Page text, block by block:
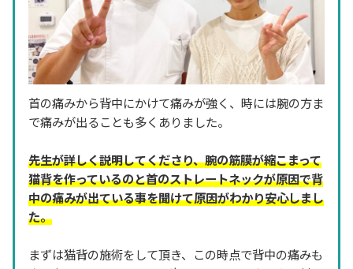
首の痛みから背中にかけて痛みが強く、時には腕の方ま
で痛みが出ることも多くありました。
先生が詳しく説明してくださり、腕の筋膜が縮こまって
猫背を作っているのと首のストレートネックが原因で背
中の痛みが出ている事を聞けて原因がわかり安心しまし
た。
まずは猫背の施術をして頂き、この時点で背中の痛みも